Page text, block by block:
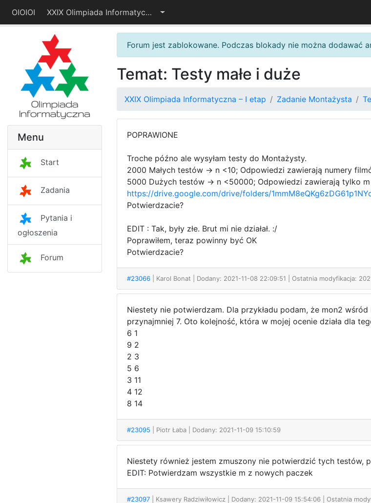
OIOIOI XXIX Olimpiada Informatyczna – I etap
Menu
Start
Zadania
Pytania i
ogłoszenia
Forum
Forum jest zablokowane. Podczas blokady nie można dodawać
Temat: Testy małe i duże
XXIX Olimpiada Informatyczna – I etap Zadanie Montażysta
POPRAWIONE
Troche późno ale wysyłam testy do Montażysty.
2000 Małych testów -> n <10; Odpowiedzi zawierają numery
5000 Dużych testów -> n <50000; Odpowiedzi zawierają tylko
https://drive.google.com/drive/folders/
Potwierdzacie?
EDIT : Tak, były złe. Brut mi nie działał. :/
Poprawiłem, teraz powinny być OK
Potwierdzacie?
#23066 | Karol Bonat | Dodany: 2021-11-08 22:09:51 | Ostatnia modyfikacja:
Niestety nie potwierdzam. Dla przykładu podam, że mon2
przynajmniej 7. Oto kolejność, która w mojej ocenie działa dla
6 1
9 2
2 3
5 6
3 11
4 12
8 14
#23095 | Piotr Łaba | Dodany: 2021-11-09 15:10:59
Niestety również jestem zmuszony nie potwierdzić tych testów,
EDIT: Potwierdzam wszystkie m z nowych paczek
#23097 | Ksawery Radziwiłowicz | Dodany: 2021-11-09 15:54:06 | Ostatnia